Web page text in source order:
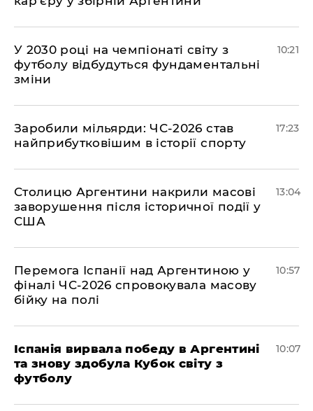
У 2030 році на чемпіонаті світу з
футболу відбудуться фундаментальні
зміни
10:21
​Заробили мільярди: ЧС-2026 став
найприбутковішим в історії спорту
17:23
Столицю Аргентини накрили масові
заворушення після історичної події у
США
13:04
Перемога Іспанії над Аргентиною у
фіналі ЧС-2026 спровокувала масову
бійку на полі
10:57
Іспанія вирвала победу в Аргентині
та знову здобула Кубок світу з
футболу
10:07